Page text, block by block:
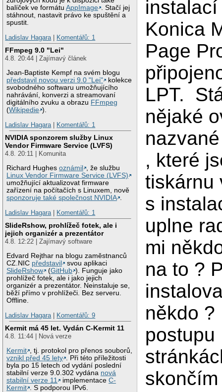
balíček ve formátuAppImage . Stačí jej
stáhnout, nastavit právo ke spuštění a
spustit.
Ladislav Hagara
Komentářů: 1
FFmpeg 9.0 "Lei"
4.8. 20:44 | Zajímavý článek
Jean-Baptiste Kempf na svém blogu
představil novou verzi 9.0 "Lei"
kolekce
svobodného softwaru umožňujícího
nahrávání, konverzi a streamovaní
digitálního zvuku a obrazu FFmpeg
(Wikipedie ).
Ladislav Hagara
Komentářů: 1
NVIDIA sponzorem služby Linux
Vendor Firmware Service (LVFS)
4.8. 20:11 | Komunita
Richard Hughesoznámil
, že službu
Linux Vendor Firmware Service (LVFS)
umožňující aktualizovat firmware
zařízení na počítačích s Linuxem, nově
sponzoruje také společnost NVIDIA .
Ladislav Hagara | Komentářů: 1
SlideRshow, prohlížeč fotek, ale i
jejich organizér a prezentátor
4.8. 12:22 | Zajímavý software
Edvard Rejthar na blogu zaměstnanců
CZ.NIC představil
svou aplikaci
SlideRshow
(GitHub ). Funguje jako
prohlížeč fotek, ale i jako jejich
organizér a prezentátor. Neinstaluje se,
běží přímo v prohlížeči. Bez serveru.
Offline.
Ladislav Hagara | Komentářů: 9
Kermit má 45 let. Vydán C-Kermit 11
4.8. 11:44 | Nová verze
Kermit , tj. protokol pro přenos souborů,
vznikl před 45 lety . Při této příležitosti
byla po 15 letech od vydání poslední
stabilní verze 9.0.302 vydána nová
stabilní verze 11
implementaceC-
Kermit . S podporou IPv6.
Konica
Page
LPT.
nějaké
, které
tiskárnu
s
uplne
mi
na to ?
někdo ?
postupu